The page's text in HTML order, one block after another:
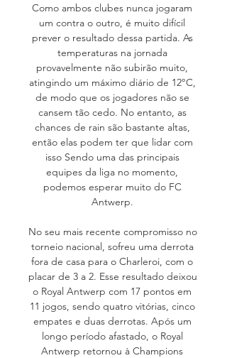
Como ambos clubes nunca jogaram
um contra o outro, é muito difícil
prever o resultado dessa partida. As
temperaturas na jornada
provavelmente não subirão muito,
atingindo um máximo diário de 12°C,
de modo que os jogadores não se
cansem tão cedo. No entanto, as
chances de rain são bastante altas,
então elas podem ter que lidar com
isso Sendo uma das principais
equipes da liga no momento,
podemos esperar muito do FC
Antwerp.
No seu mais recente compromisso no
torneio nacional, sofreu uma derrota
fora de casa para o Charleroi, com o
placar de 3 a 2. Esse resultado deixou
o Royal Antwerp com 17 pontos em
11 jogos, sendo quatro vitórias, cinco
empates e duas derrotas. Após um
longo período afastado, o Royal
Antwerp retornou à Champions